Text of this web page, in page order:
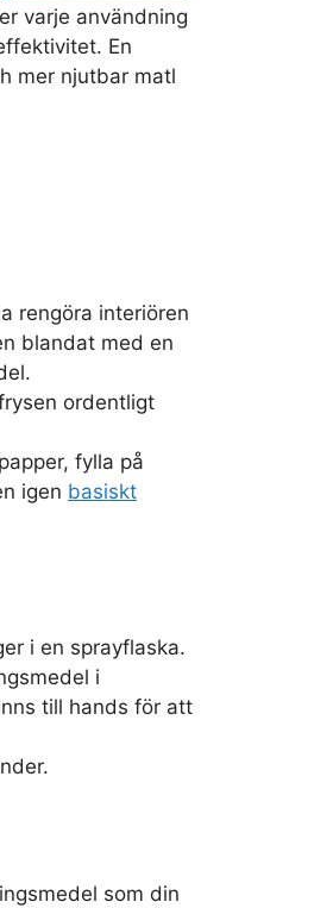
varje användning
En
mer njutbar matl
rengöra interiören
blandat med en
ordentligt
fylla på
igen basiskt
i en sprayflaska.
i
till hands för att
som din